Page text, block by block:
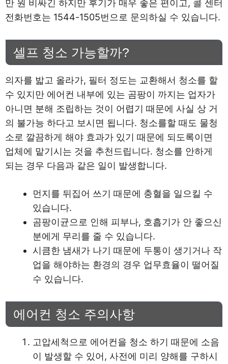
만 원 비싸긴 하지만 후기가 매우 좋은 편이고, 콜 센터
전화번호는 1544-1505번으로 문의하실 수 있습니다.
셀프 청소 가능할까?
의자를 밟고 올라가, 필터 정도는 교환해서 청소를 할
수 있지만 에어컨 내부에 있는 곰팡이 까지는 업자가
아니면 분해 조립하는 것이 어렵기 때문에 사실 상 거
의 불가능 하다고 보시면 됩니다. 청소를할 때도 물청
소로 깔끔하게 해야 효과가 있기 때문에 되도록이면
업체에 맡기시는 것을 추천드립니다. 청소를 안하게
되는 경우 다음과 같은 일이 발생합니다.
먼지를 뒤집어 쓰기 때문에 충혈을 일으킬 수
있습니다.
곰팡이균으로 인해 피부나, 호흡기가 안 좋으신
분에게 무리를 줄 수 있습니다.
시큼한 냄새가 나기 때문에 두통이 생기거나 작
업을 해야하는 환경의 경우 업무효율이 떨어질
수 있습니다.
에어컨 청소 주의사항
고압세척으로 에어컨을 청소 하기 때문에 소음
이 발생할 수 있어, 사전에 미리 양해를 구하시